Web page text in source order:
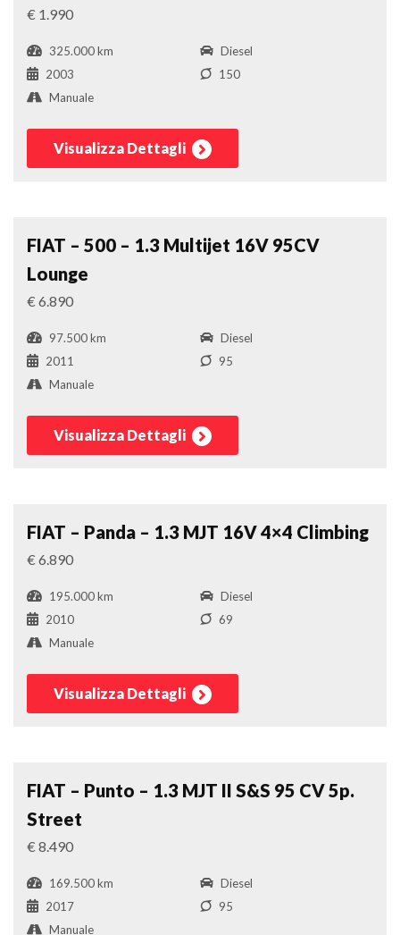
€ 1.990
325.000 km
Diesel
2003
150
Manuale
Visualizza Dettagli
Due Volumi
Confronta
FIAT – 500 – 1.3 Multijet 16V 95CV
Lounge
€ 6.890
97.500 km
Diesel
2011
95
Manuale
Visualizza Dettagli
Due Volumi
Confronta
FIAT – Panda – 1.3 MJT 16V 4×4 Climbing
€ 6.890
195.000 km
Diesel
2010
69
Manuale
Visualizza Dettagli
Berlina
Confronta
FIAT – Punto – 1.3 MJT II S&S 95 CV 5p.
Street
€ 8.490
169.500 km
Diesel
2017
95
Manuale